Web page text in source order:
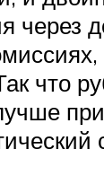
через
что